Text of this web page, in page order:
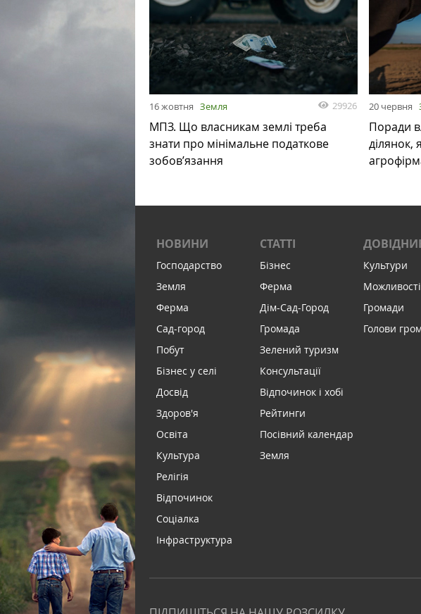
16 жовтня Земля 29926
МПЗ. Що власникам землі треба
знати про мінімальне податкове
зобов’язання
20 червня
Поради
ділянок,
НОВИНИ
Господарство
Земля
Ферма
Сад-город
Побут
Бізнес у селі
Досвід
Здоров'я
Освіта
Культура
Релігія
Відпочинок
Соціалка
Інфраструктура
СТАТТІ
Бізнес
Ферма
Дім-Сад-Город
Громада
Зелений туризм
Консультації
Відпочинок і хобі
Рейтинги
Посівний календар
Земля
Культури
Можливості
Громади
Голови